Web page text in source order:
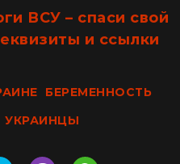
ВСУ – спаси свой
и ссылки
БЕРЕМЕННОСТЬ
УКРАИНЦЫ